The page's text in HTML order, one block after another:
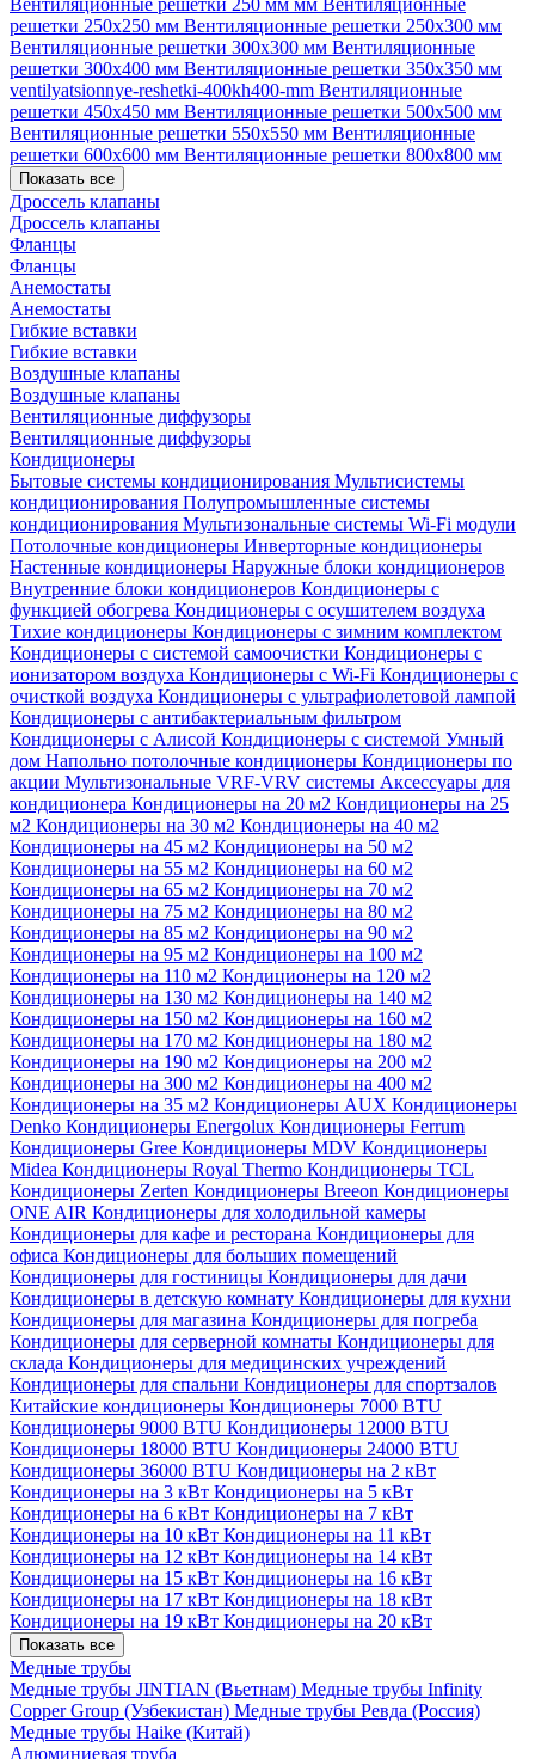
Вентиляционные решетки 250 мм мм Вентиляционные
решетки 250х250 мм Вентиляционные решетки 250х300 мм
Вентиляционные решетки 300х300 мм Вентиляционные
решетки 300х400 мм Вентиляционные решетки 350х350 мм
ventilyatsionnye-reshetki-400kh400-mm Вентиляционные
решетки 450х450 мм Вентиляционные решетки 500х500 мм
Вентиляционные решетки 550х550 мм Вентиляционные
решетки 600х600 мм Вентиляционные решетки 800х800 мм
Показать все
Дроссель клапаны
Дроссель клапаны
Фланцы
Фланцы
Анемостаты
Анемостаты
Гибкие вставки
Гибкие вставки
Воздушные клапаны
Воздушные клапаны
Вентиляционные диффузоры
Вентиляционные диффузоры
Кондиционеры
Бытовые системы кондиционирования Мультисистемы
кондиционирования Полупромышленные системы
кондиционирования Мультизональные системы Wi-Fi модули
Потолочные кондиционеры Инверторные кондиционеры
Настенные кондиционеры Наружные блоки кондиционеров
Внутренние блоки кондиционеров Кондиционеры с
функцией обогрева Кондиционеры с осушителем воздуха
Тихие кондиционеры Кондиционеры с зимним комплектом
Кондиционеры с системой самоочистки Кондиционеры с
ионизатором воздуха Кондиционеры с Wi-Fi Кондиционеры с
очисткой воздуха Кондиционеры с ультрафиолетовой лампой
Кондиционеры с антибактериальным фильтром
Кондиционеры с Алисой Кондиционеры с системой Умный
дом Напольно потолочные кондиционеры Кондиционеры по
акции Мультизональные VRF-VRV системы Аксессуары для
кондиционера Кондиционеры на 20 м2 Кондиционеры на 25
м2 Кондиционеры на 30 м2 Кондиционеры на 40 м2
Кондиционеры на 45 м2 Кондиционеры на 50 м2
Кондиционеры на 55 м2 Кондиционеры на 60 м2
Кондиционеры на 65 м2 Кондиционеры на 70 м2
Кондиционеры на 75 м2 Кондиционеры на 80 м2
Кондиционеры на 85 м2 Кондиционеры на 90 м2
Кондиционеры на 95 м2 Кондиционеры на 100 м2
Кондиционеры на 110 м2 Кондиционеры на 120 м2
Кондиционеры на 130 м2 Кондиционеры на 140 м2
Кондиционеры на 150 м2 Кондиционеры на 160 м2
Кондиционеры на 170 м2 Кондиционеры на 180 м2
Кондиционеры на 190 м2 Кондиционеры на 200 м2
Кондиционеры на 300 м2 Кондиционеры на 400 м2
Кондиционеры на 35 м2 Кондиционеры AUX Кондиционеры
Denko Кондиционеры Energolux Кондиционеры Ferrum
Кондиционеры Gree Кондиционеры MDV Кондиционеры
Midea Кондиционеры Royal Thermo Кондиционеры TCL
Кондиционеры Zerten Кондиционеры Breeon Кондиционеры
ONE AIR Кондиционеры для холодильной камеры
Кондиционеры для кафе и ресторана Кондиционеры для
офиса Кондиционеры для больших помещений
Кондиционеры для гостиницы Кондиционеры для дачи
Кондиционеры в детскую комнату Кондиционеры для кухни
Кондиционеры для магазина Кондиционеры для погреба
Кондиционеры для серверной комнаты Кондиционеры для
склада Кондиционеры для медицинских учреждений
Кондиционеры для спальни Кондиционеры для спортзалов
Китайские кондиционеры Кондиционеры 7000 BTU
Кондиционеры 9000 BTU Кондиционеры 12000 BTU
Кондиционеры 18000 BTU Кондиционеры 24000 BTU
Кондиционеры 36000 BTU Кондиционеры на 2 кВт
Кондиционеры на 3 кВт Кондиционеры на 5 кВт
Кондиционеры на 6 кВт Кондиционеры на 7 кВт
Кондиционеры на 10 кВт Кондиционеры на 11 кВт
Кондиционеры на 12 кВт Кондиционеры на 14 кВт
Кондиционеры на 15 кВт Кондиционеры на 16 кВт
Кондиционеры на 17 кВт Кондиционеры на 18 кВт
Кондиционеры на 19 кВт Кондиционеры на 20 кВт
Показать все
Медные трубы
Медные трубы JINTIAN (Вьетнам) Медные трубы Infinity
Copper Group (Узбекистан) Медные трубы Ревда (Россия)
Медные трубы Haike (Китай)
Алюминиевая труба